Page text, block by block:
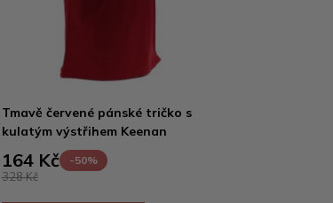
Tmavě červené pánské tričko s
kulatým výstřihem Keenan
164 Kč -50%
328 Kč